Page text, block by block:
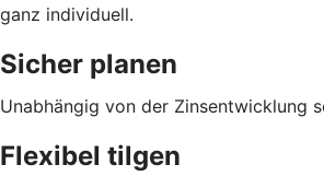
ganz individuell.
Sicher planen
Unabhängig von der Zinsentwicklung
Flexibel tilgen